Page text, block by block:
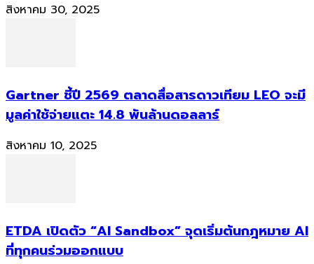
สิงหาคม 30, 2025
Gartner ชี้ปี 2569 ตลาดสื่อสารดาวเทียม LEO จะมี
มูลค่าใช้จ่ายแตะ 14.8 พันล้านดอลลาร์
สิงหาคม 10, 2025
ETDA เปิดตัว “AI Sandbox” จุดเริ่มต้นกฎหมาย AI
ที่ทุกคนร่วมออกแบบ